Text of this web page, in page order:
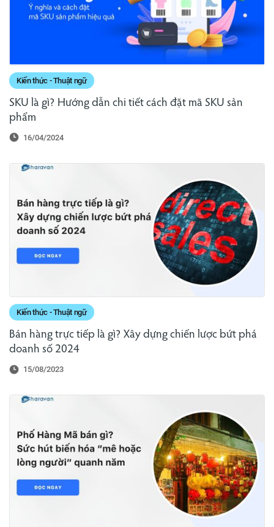
Kiến thức - Thuật ngữ
SKU là gì? Hướng dẫn chi tiết cách đặt mã SKU sản
phẩm
16/04/2024
Kiến thức - Thuật ngữ
Bán hàng trực tiếp là gì? Xây dựng chiến lược bứt phá
doanh số 2024
15/08/2023